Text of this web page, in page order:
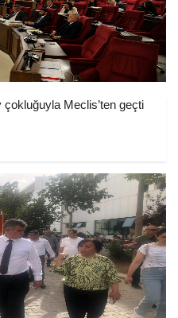
çokluğuyla Meclis’ten geçti